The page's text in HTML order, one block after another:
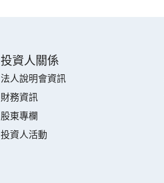
投資人關係
法人說明會資訊
財務資訊
股東專欄
投資人活動